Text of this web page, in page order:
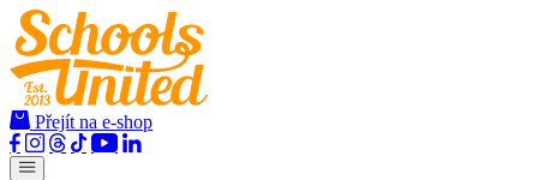
Přejít na e-shop